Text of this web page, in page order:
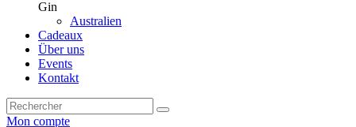
Gin
Australien
Cadeaux
Über uns
Events
Kontakt
Mon compte